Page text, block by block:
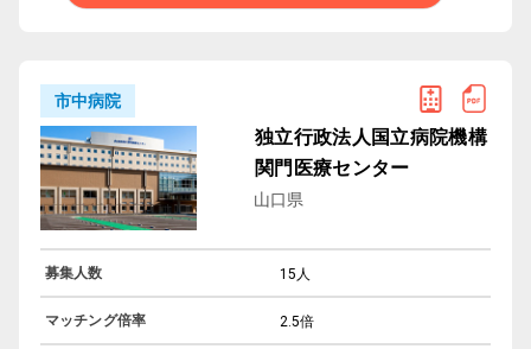
市中病院
独立行政法人国立病院機構
関門医療センター
山口県
募集人数 15人
マッチング倍率 2.5倍